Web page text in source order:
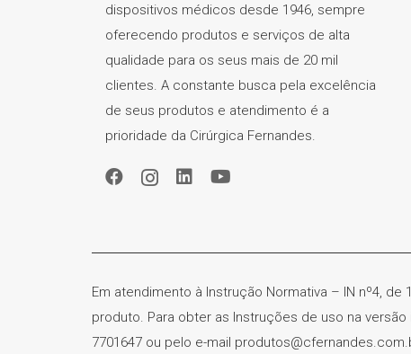
dispositivos médicos desde 1946, sempre
oferecendo produtos e serviços de alta
qualidade para os seus mais de 20 mil
clientes. A constante busca pela excelência
de seus produtos e atendimento é a
prioridade da Cirúrgica Fernandes.
Em atendimento à Instrução Normativa – IN nº4,
produto. Para obter as Instruções de uso na
7701647 ou pelo e-mail